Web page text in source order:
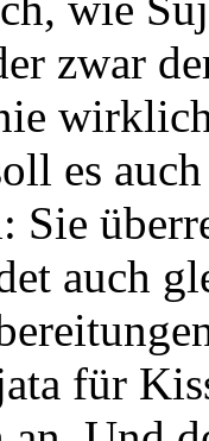
zwar
es
Sie
auch
für